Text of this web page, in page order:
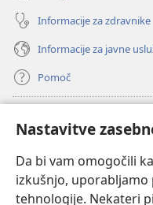
Nastavitve
Da bi vam omogočili
izkušnjo,
tehnologije. Nekateri
Informacije za zdravnike
Informacije za javne
Pomoč
(odpre
novo
okno) Watchtowerjeva
(odpre
novo
okno) JW Hub